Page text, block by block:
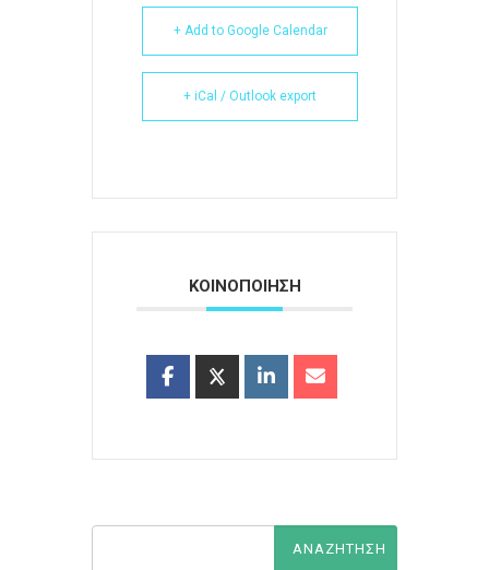
+ Add to Google Calendar
+ iCal / Outlook export
ΚΟΙΝΟΠΟΙΗΣΗ